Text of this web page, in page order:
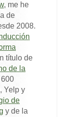
, me he
de
2008.
título de
de la
Yelp y
de
y de la